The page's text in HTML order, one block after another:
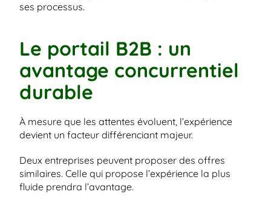
ses processus.
Le portail B2B : un
avantage concurrentiel
durable
À mesure que les attentes évoluent, l’expérience
devient un facteur différenciant majeur.
Deux entreprises peuvent proposer des offres
similaires. Celle qui propose l’expérience la plus
fluide prendra l’avantage.